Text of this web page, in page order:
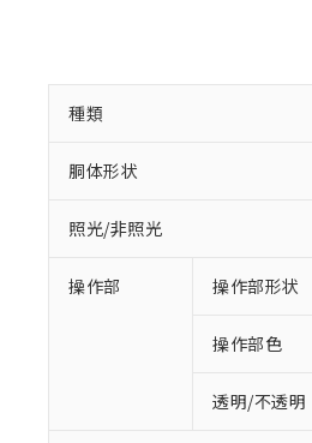
種類
胴体形状
照光/非照光
操作部 操作部形状
操作部色
透明/不透明